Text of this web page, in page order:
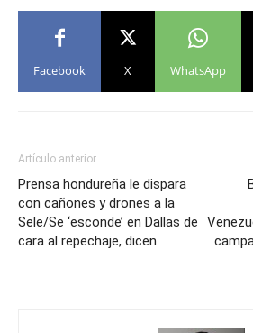
Facebook X WhatsApp
Artículo anterior
Prensa hondureña le dispara
con cañones y drones a la
Sele/Se ‘esconde’ en Dallas de
cara al repechaje, dicen